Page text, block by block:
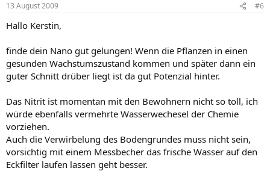
13 August 2009 #6
Hallo Kerstin,
finde dein Nano gut gelungen! Wenn die Pflanzen in einen
gesunden Wachstumszustand kommen und später dann ein
guter Schnitt drüber liegt ist da gut Potenzial hinter.
Das Nitrit ist momentan mit den Bewohnern nicht so toll, ich
würde ebenfalls vermehrte Wasserwechesel der Chemie
vorziehen.
Auch die Verwirbelung des Bodengrundes muss nicht sein,
vorsichtig mit einem Messbecher das frische Wasser auf den
Eckfilter laufen lassen geht besser.